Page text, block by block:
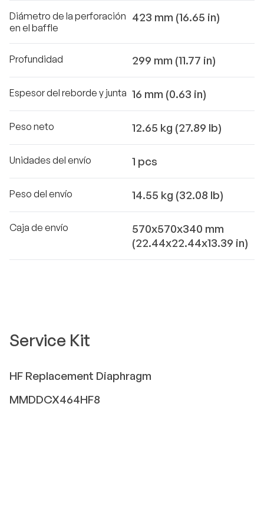
Diámetro de la perforación
en el baffle
423 mm (16.65 in)
Profundidad 299 mm (11.77 in)
Espesor del reborde y junta 16 mm (0.63 in)
Peso neto 12.65 kg (27.89 lb)
Unidades del envío 1 pcs
Peso del envío 14.55 kg (32.08 lb)
Caja de envío
570x570x340 mm
(22.44x22.44x13.39 in)
Service Kit
HF Replacement Diaphragm
MMDDCX464HF8